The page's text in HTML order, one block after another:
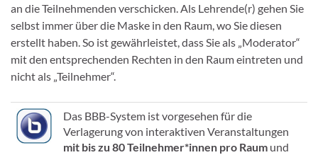
an die Teilnehmenden verschicken. Als Lehrende(r) gehen Sie
selbst immer über die Maske in den Raum, wo Sie diesen
erstellt haben. So ist gewährleistet, dass Sie als „Moderator“
mit den entsprechenden Rechten in den Raum eintreten und
nicht als „Teilnehmer“.
Das BBB-System ist vorgesehen für die
Verlagerung von interaktiven Veranstaltungen
mit bis zu 80 Teilnehmer*innen pro Raum und